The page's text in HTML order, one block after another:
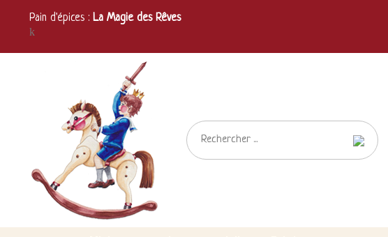
Pain d'épices : La Magie des Rêves